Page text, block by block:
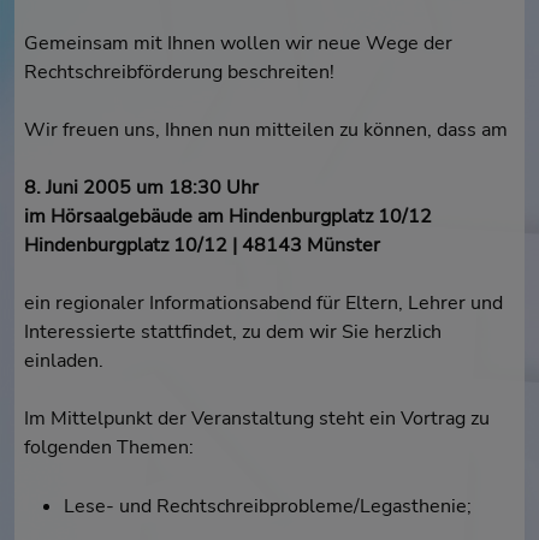
Gemeinsam mit Ihnen wollen wir neue Wege der
Rechtschreibförderung beschreiten!
Wir freuen uns, Ihnen nun mitteilen zu können, dass am
8. Juni 2005 um 18:30 Uhr
im Hörsaalgebäude am Hindenburgplatz 10/12
Hindenburgplatz 10/12 | 48143 Münster
ein regionaler Informationsabend für Eltern, Lehrer und
Interessierte stattfindet, zu dem wir Sie herzlich
einladen.
Im Mittelpunkt der Veranstaltung steht ein Vortrag zu
folgenden Themen:
Lese- und Rechtschreibprobleme/Legasthenie;